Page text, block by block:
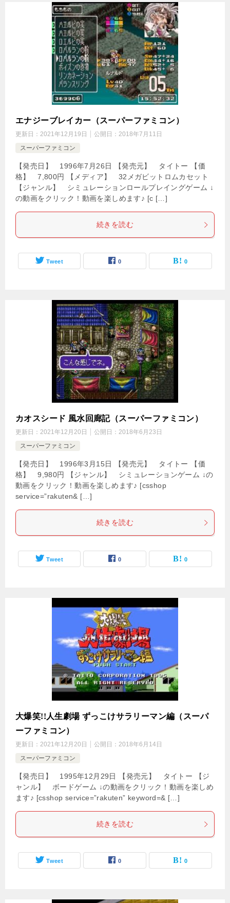
エナジーブレイカー（スーパーファミコン）
更新日： 2021年12月19日 公開日： 2018年7月11日
スーパーファミコン
【発売日】 1996年7月26日 【発売元】 タイトー 【価
格】 7,800円 【メディア】 32メガビットロムカセット
【ジャンル】 シミュレーションロールプレイングゲーム ↓
の動画をクリック！動画を楽しめます♪ [c […]
続きを読む
Tweet 0 0
カオスシード 風水回廊記（スーパーファミコン）
更新日： 2021年12月20日 公開日： 2018年6月23日
スーパーファミコン
【発売日】 1996年3月15日 【発売元】 タイトー 【価
格】 9,980円 【ジャンル】 シミュレーションゲーム ↓の
動画をクリック！動画を楽しめます♪ [csshop
service=”rakuten& […]
続きを読む
Tweet 0 0
大爆笑!!人生劇場 ずっこけサラリーマン編（スーパ
ーファミコン）
更新日： 2021年12月20日 公開日： 2018年6月14日
スーパーファミコン
【発売日】 1995年12月29日 【発売元】 タイトー 【ジ
ャンル】 ボードゲーム ↓の動画をクリック！動画を楽しめ
ます♪ [csshop service=”rakuten” keyword=& […]
続きを読む
Tweet 0 0